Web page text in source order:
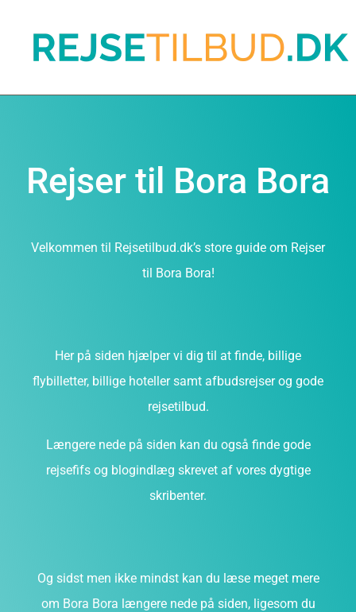
Rejser til Bora Bora
Velkommen til Rejsetilbud.dk’s store guide om Rejser
til Bora Bora!
Her på siden hjælper vi dig til at finde, billige
flybilletter, billige hoteller samt afbudsrejser og gode
rejsetilbud.
Længere nede på siden kan du også finde gode
rejsefifs og blogindlæg skrevet af vores dygtige
skribenter.
Og sidst men ikke mindst kan du læse meget mere
om Bora Bora længere nede på siden, ligesom du